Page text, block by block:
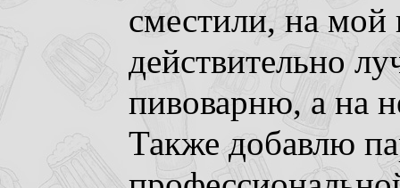
сместили, на мой
действительно
пивоварню, а на
Также добавлю